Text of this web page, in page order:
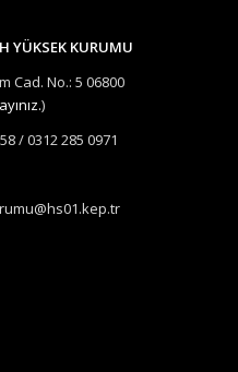
YÜKSEK KURUMU
Cad. No.: 5 06800
)
/ 0312 285 0971